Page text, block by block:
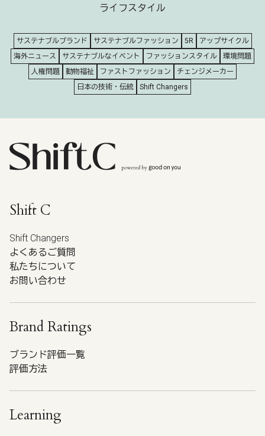
ライフスタイル
サステナブルブランド サステナブルファッション 5R
アップサイクル
海外ニュース
サステナブルなイベント ファッションスタイル
環境問題
人権問題
動物福祉 ファストファッション
チェンジメーカー
日本の技術・伝統
Shift Changers
Shift C
Shift Changers
よくあるご質問
私たちについて
お問い合わせ
Brand Ratings
ブランド評価一覧
評価方法
Learning